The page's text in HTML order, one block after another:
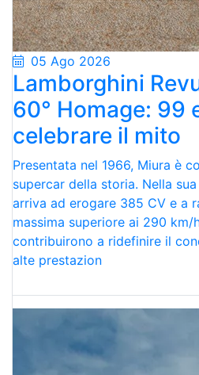
05 Ago 2026
Lamborghini
60° Homage: 99
celebrare il mito
Presentata nel 1966, Miura è
supercar della storia. Nella
arriva ad erogare 385 CV e a
massima superiore ai 290 km/
contribuirono a ridefinire il
alte prestazion